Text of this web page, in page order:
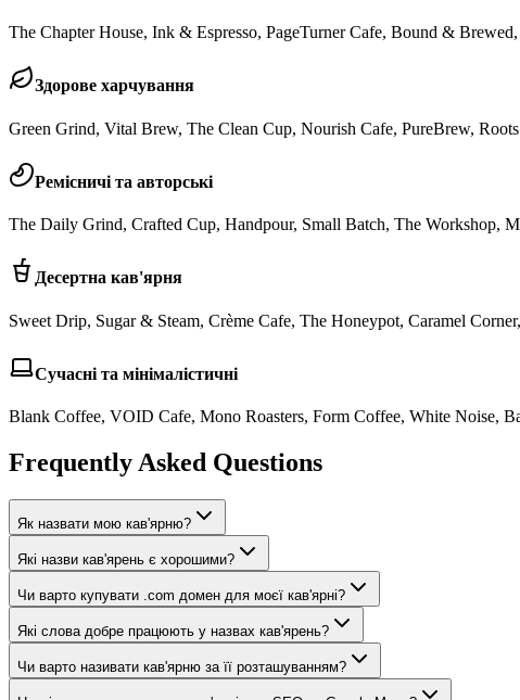
The Chapter House, Ink & Espresso, PageTurner Cafe, Bound &
Здорове харчування
Green Grind, Vital Brew, The Clean Cup, Nourish Cafe, PureBrew,
Ремісничі та авторські
The Daily Grind, Crafted Cup, Handpour, Small Batch, The Workshop,
Десертна кав'ярня
Sweet Drip, Sugar & Steam, Crème Cafe, The Honeypot, Caramel
Сучасні та мінімалістичні
Blank Coffee, VOID Cafe, Mono Roasters, Form Coffee, White Noise,
Frequently Asked Questions
Як назвати мою кав'ярню?
Які назви кав'ярень є хорошими?
Чи варто купувати .com домен для моєї кав'ярні?
Які слова добре працюють у назвах кав'ярень?
Чи варто називати кав'ярню за її розташуванням?